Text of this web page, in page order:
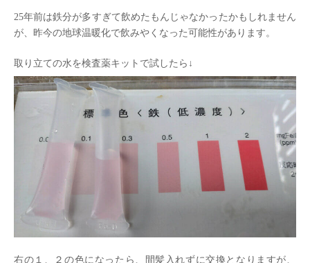
25年前は鉄分が多すぎて飲めたもんじゃなかったかもしれません
が、昨今の地球温暖化で飲みやくなった可能性があります。
取り立ての水を検査薬キットで試したら↓
右の１、２の色になったら、間髪入れずに交換となりますが、